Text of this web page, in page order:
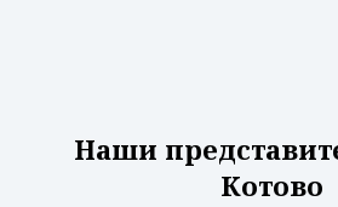
Наши
Котово